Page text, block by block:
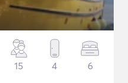
15 4 6